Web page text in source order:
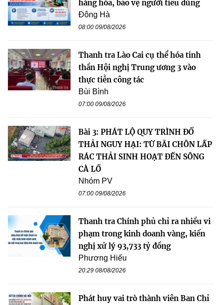
hàng hóa, bảo vệ người tiêu dùng
Đông Hà
08:00 09/08/2026
Thanh tra Lào Cai cụ thể hóa tinh
thần Hội nghị Trung ương 3 vào
thực tiễn công tác
Bùi Bình
07:00 09/08/2026
Bài 3: PHÁT LỘ QUY TRÌNH ĐỔ
THẢI NGUY HẠI: TỪ BÃI CHÔN LẤP
RÁC THẢI SINH HOẠT ĐẾN SÔNG
CÀ LỒ
Nhóm PV
07:00 09/08/2026
Thanh tra Chính phủ chỉ ra nhiều vi
phạm trong kinh doanh vàng, kiến
nghị xử lý 93,733 tỷ đồng
Phương Hiếu
20:29 08/08/2026
Phát huy vai trò thành viên Ban Chỉ